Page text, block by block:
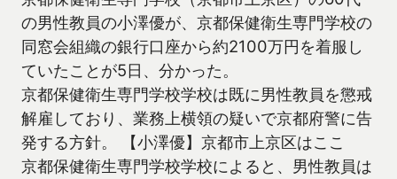
の男性教員の小澤優が、京都保健衛生専門学校の
同窓会組織の銀行口座から約2100万円を着服し
ていたことが5日、分かった。
京都保健衛生専門学校学校は既に男性教員を懲戒
解雇しており、業務上横領の疑いで京都府警に告
発する方針。 【小澤優】京都市上京区はここ
京都保健衛生専門学校学校によると、男性教員は